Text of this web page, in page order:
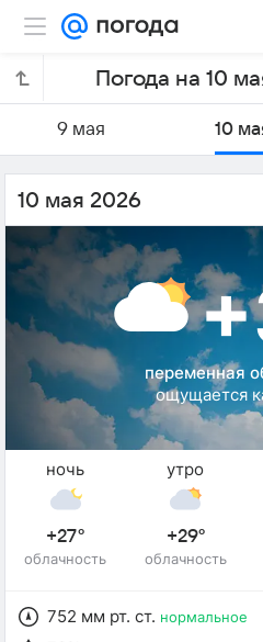
Погода на 10
9 мая 10
10 мая 2026
переменная
ощущается
ночь
+27°
облачность
утро
+29°
облачность
752 мм рт. ст. нормальное